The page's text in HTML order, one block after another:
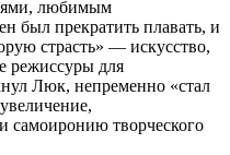
любимым
был прекратить плавать, и
страсть» — искусство,
режиссуры для
Люк, непременно «стал
самоиронию творческого